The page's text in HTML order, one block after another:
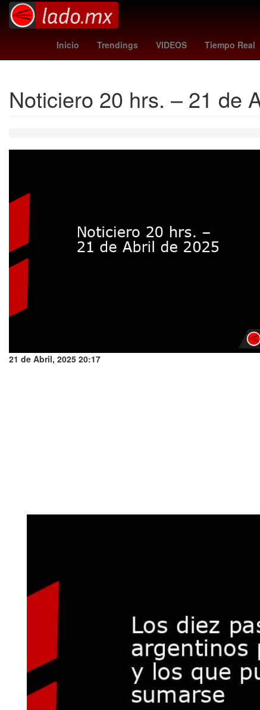
Inicio Trendings VIDEOS Tiempo Real
Dólar estadounidense Maíz transgénico
Noticiero 20 hrs. – 21 de
21 de Abril, 2025 20:17